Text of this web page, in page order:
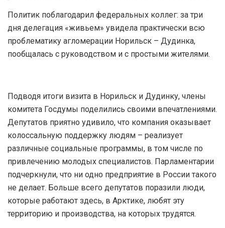
Политик поблагодарил федеральных коллег: за три
дня делегация «живьем» увидела практически всю
проблематику агломерации Норильск – Дудинка,
пообщалась с руководством и с простыми жителями.
Подводя итоги визита в Норильск и Дудинку, члены
комитета Госдумы поделились своими впечатлениями.
Депутатов приятно удивило, что компания оказывает
колоссальную поддержку людям – реализует
различные социальные программы, в том числе по
привлечению молодых специалистов. Парламентарии
подчеркнули, что ни одно предприятие в России такого
не делает. Больше всего депутатов поразили люди,
которые работают здесь, в Арктике, любят эту
территорию и производства, на которых трудятся.